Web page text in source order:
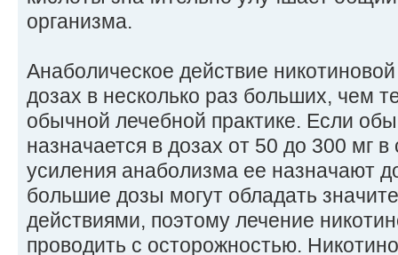
организма.
Анаболическое действие
дозах в несколько раз больших, чем
обычной лечебной практике. Если
назначается в дозах от 50 до 300 мг в
усиления анаболизма ее назначают
большие дозы могут обладать
действиями, поэтому лечение
проводить с осторожностью.